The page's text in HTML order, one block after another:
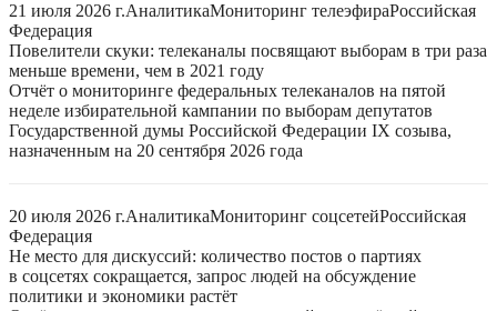
21 июля 2026 г.АналитикаМониторинг телеэфираРоссийская
Федерация
Повелители скуки: телеканалы посвящают выборам в три раза
меньше времени, чем в 2021 году
Отчёт о мониторинге федеральных телеканалов на пятой
неделе избирательной кампании по выборам депутатов
Государственной думы Российской Федерации IX созыва,
назначенным на 20 сентября 2026 года
20 июля 2026 г.АналитикаМониторинг соцсетейРоссийская
Федерация
Не место для дискуссий: количество постов о партиях
в соцсетях сокращается, запрос людей на обсуждение
политики и экономики растёт